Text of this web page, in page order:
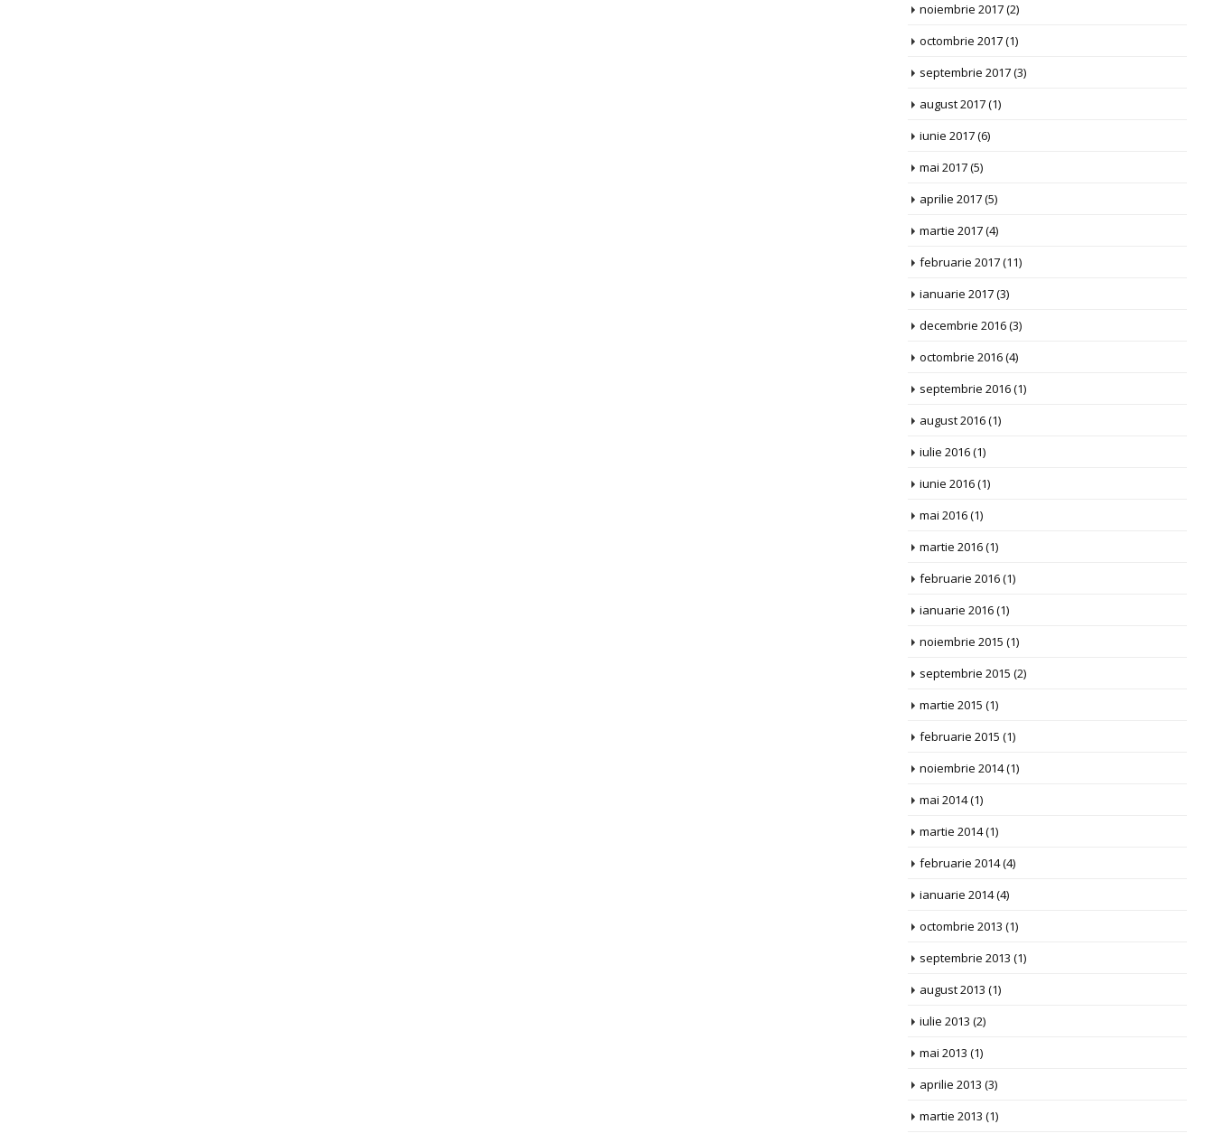
noiembrie 2017(2)
octombrie 2017(1)
septembrie 2017(3)
august 2017(1)
iunie 2017(6)
mai 2017(5)
aprilie 2017(5)
martie 2017(4)
februarie 2017(11)
ianuarie 2017(3)
decembrie 2016(3)
octombrie 2016(4)
septembrie 2016(1)
august 2016(1)
iulie 2016(1)
iunie 2016(1)
mai 2016(1)
martie 2016(1)
februarie 2016(1)
ianuarie 2016(1)
noiembrie 2015 (1)
septembrie 2015 (2)
martie 2015 (1)
februarie 2015 (1)
noiembrie 2014(1)
mai 2014(1)
martie 2014(1)
februarie 2014(4)
ianuarie 2014(4)
octombrie 2013 (1)
septembrie 2013 (1)
august 2013 (1)
iulie 2013 (2)
mai 2013 (1)
aprilie 2013 (3)
martie 2013 (1)